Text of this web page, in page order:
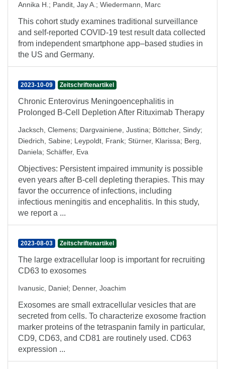
Annika H. ; Pandit, Jay A. ; Wiedermann, Marc
This cohort study examines traditional surveillance
and self-reported COVID-19 test result data collected
from independent smartphone app–based studies in
the US and Germany.
2023-10-09 Zeitschriftenartikel
Chronic Enterovirus Meningoencephalitis in
Prolonged B-Cell Depletion After Rituximab Therapy
Jacksch, Clemens; Dargvainiene, Justina; Böttcher, Sindy;
Diedrich, Sabine; Leypoldt, Frank; Stürner, Klarissa; Berg,
Daniela; Schäffer, Eva
Objectives: Persistent impaired immunity is possible
even years after B-cell depleting therapies. This may
favor the occurrence of infections, including
infectious meningitis and encephalitis. In this study,
we report a ...
2023-08-03 Zeitschriftenartikel
The large extracellular loop is important for recruiting
CD63 to exosomes
Ivanusic, Daniel; Denner, Joachim
Exosomes are small extracellular vesicles that are
secreted from cells. To characterize exosome fraction
marker proteins of the tetraspanin family in particular,
CD9, CD63, and CD81 are routinely used. CD63
expression ...